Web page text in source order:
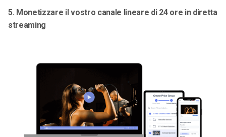
5. Monetizzare il vostro canale lineare di 24 ore in diretta
streaming